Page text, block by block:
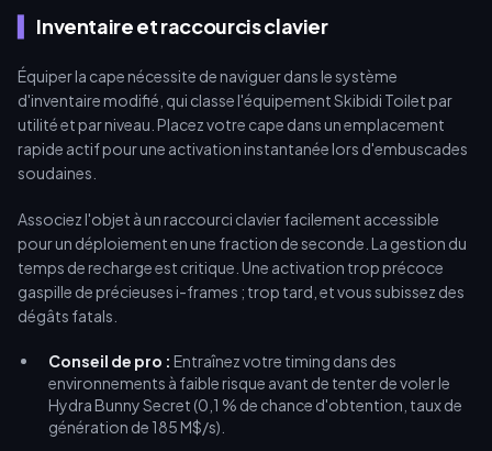
Inventaire et raccourcis clavier
Équiper la cape nécessite de naviguer dans le système
d'inventaire modifié, qui classe l'équipement Skibidi Toilet par
utilité et par niveau. Placez votre cape dans un emplacement
rapide actif pour une activation instantanée lors d'embuscades
soudaines.
Associez l'objet à un raccourci clavier facilement accessible
pour un déploiement en une fraction de seconde. La gestion du
temps de recharge est critique. Une activation trop précoce
gaspille de précieuses i-frames ; trop tard, et vous subissez des
dégâts fatals.
Conseil de pro : Entraînez votre timing dans des
environnements à faible risque avant de tenter de voler le
Hydra Bunny Secret (0,1 % de chance d'obtention, taux de
génération de 185 M$/s).